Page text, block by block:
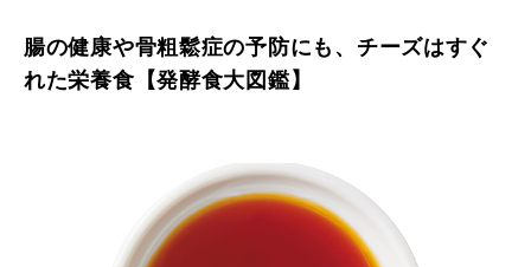
腸の健康や骨粗鬆症の予防にも、チーズはすぐ
れた栄養食【発酵食大図鑑】